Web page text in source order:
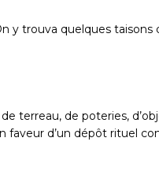
y trouva quelques taisons
terreau, de poteries,
faveur d’un dépôt rituel